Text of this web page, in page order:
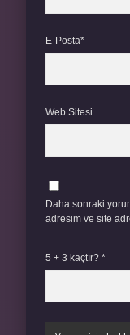
E-Posta*
Web Sitesi
Daha sonraki
adresim ve site
5 + 3 kaçtır? *